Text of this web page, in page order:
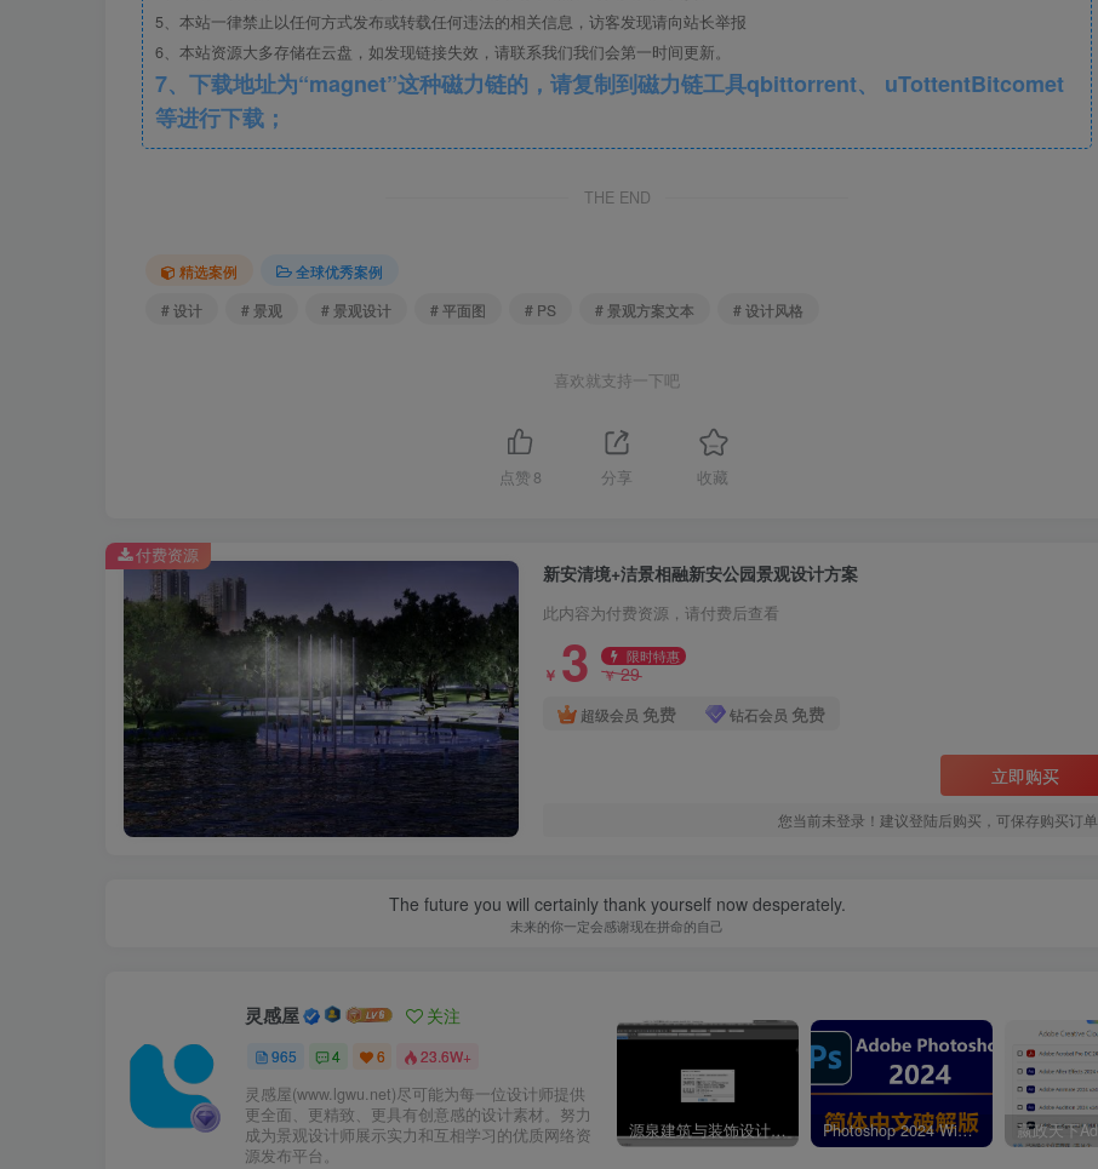
漫步道.jpg
疗养乐园.jpg
全民健身.jpg
5、本站一律禁止以任何方式发布或转载任何违法的相关信息，访客发现请向站长举报
6、本站资源大多存储在云盘，如发现链接失效，请联系我们我们会第一时间更新。
7、下载地址为“magnet”这种磁力链的，请复制到磁力链工具qbittorrent、 uTottentBitcomet
等进行下载；
THE END
精选案例
全球优秀案例
# 设计
# 景观 # 景观设计 # 平面图 # PS # 景观方案文本 # 设计风格
喜欢就支持一下吧
点赞 8 分享 收藏
新安清境+洁景相融新安公园景观设计方案
此内容为付费资源，请付费后查看
￥ 3 限时特惠
￥29
超级会员 免费 钻石会员 免费
立即购买
您当前未登录！建议登陆后购买，可保存购买订单
付费资源
The future you will certainly thank yourself now desperately.
未来的你一定会感谢现在拼命的自己
灵感屋 关注
965 4 6 23.6W+
灵感屋(www.lgwu.net)尽可能为每一位设计师提供
更全面、更精致、更具有创意感的设计素材。努力
成为景观设计师展示实力和互相学习的优质网络资
源发布平台。
源泉建筑与装饰设计CAD插件工具箱（YQArch 6.7.4） Photoshop 2024 Win|Mac 简体中文破解版安装包下载及安装教程